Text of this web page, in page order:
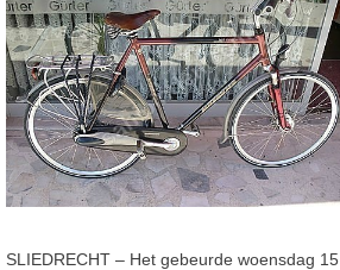
SLIEDRECHT – Het gebeurde woensdag 15